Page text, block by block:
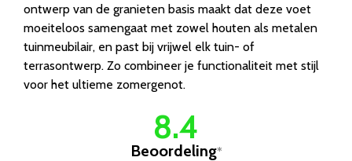
ontwerp van de granieten basis maakt dat deze voet
moeiteloos samengaat met zowel houten als metalen
tuinmeubilair, en past bij vrijwel elk tuin- of
terrasontwerp. Zo combineer je functionaliteit met stijl
voor het ultieme zomergenot.
8.4
Beoordeling*